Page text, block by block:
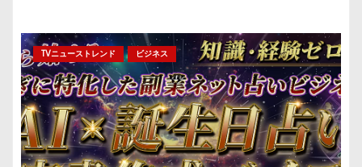
TVニューストレンド ビジネス